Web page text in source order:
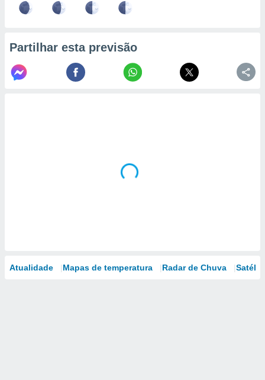
Partilhar esta previsão
Atualidade Mapas de temperatura Radar de Chuva